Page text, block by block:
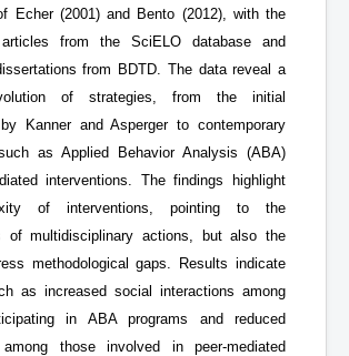
Echer (2001) and Bento (2012), with the
from the SciELO database and
from BDTD. The data reveal a
of strategies, from the initial
Kanner and Asperger to contemporary
as Applied Behavior Analysis (ABA)
interventions. The findings highlight
of interventions, pointing to the
of multidisciplinary actions, but also the
methodological gaps. Results indicate
as increased social interactions among
in ABA programs and reduced
among those involved in peer-mediated